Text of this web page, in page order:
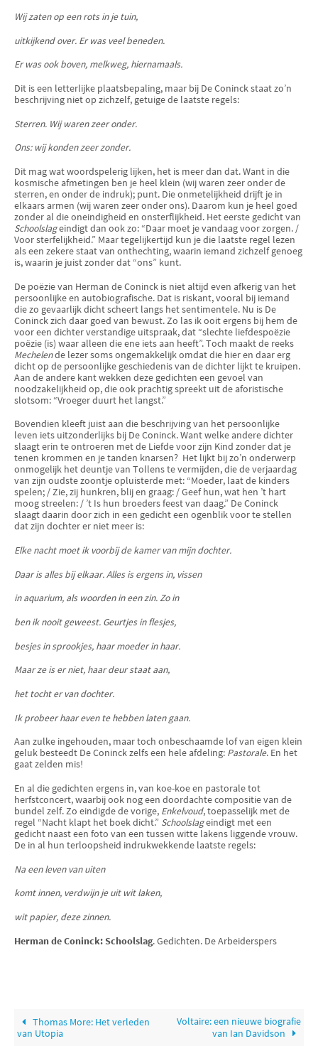
Wij zaten op een rots in je tuin,
uitkijkend over. Er was veel beneden.
Er was ook boven, melkweg, hiernamaals.
Dit is een letterlijke plaatsbepaling, maar bij De Coninck staat zo’n
beschrij­ving niet op zichzelf, getuige de laatste regels:
Sterren. Wij waren zeer onder.
Ons: wij konden zeer zonder.
Dit mag wat woordspelerig lijken, het is meer dan dat. Want in die
kosmische afmetingen ben je heel klein (wij waren zeer onder de
sterren, en onder de indruk); punt. Die onmetelijkheid drijft je in
elkaars armen (wij waren zeer onder ons). Daarom kun je heel goed
zonder al die oneindigheid en onsterf­lijkheid. Het eerste gedicht van
Schoolslageindigt dan ook zo: “Daar moet je vandaag voor zorgen. /
Voor sterfelijkheid.” Maar tegelijkertijd kun je die laatste regel lezen
als een zekere staat van onthechting, waarin iemand zichzelf genoeg
is, waarin je juist zonder dat “ons” kunt.
De poëzie van Herman de Coninck is niet altijd even afkerig van het
persoonlijke en autobiografische. Dat is riskant, vooral bij iemand
die zo gevaarlijk dicht scheert langs het sentimentele. Nu is De
Coninck zich daar goed van bewust. Zo las ik ooit ergens bij hem de
voor een dichter verstan­dige uitspraak, dat “slechte liefdespoëzie
poëzie (is) waar alleen die ene iets aan heeft”. Toch maakt de reeks
Mechelende lezer soms ongemakkelijk omdat die hier en daar erg
dicht op de persoonlijke geschiedenis van de dichter lijkt te kruipen.
Aan de andere kant wekken deze gedichten een gevoel van
noodzake­lijkheid op, die ook prachtig spreekt uit de aforistische
slotsom: “Vroeger duurt het langst.”
Bovendien kleeft juist aan die beschrijving van het persoonlijke
leven iets uitzonderlijks bij De Coninck. Want welke andere dichter
slaagt erin te ontroeren met de Liefde voor zijn Kind zonder dat je
tenen krommen en je tanden knarsen? Het lijkt bij zo’n onderwerp
onmogelijk het deuntje van Tollens te vermijden, die de verjaardag
van zijn oudste zoontje opluisterde met: “Moeder, laat de kinders
spelen; / Zie, zij hunkren, blij en graag: / Geef hun, wat hen ’t hart
moog streelen: / ’t Is hun broeders feest van daag.” De Coninck
slaagt daarin door zich in een gedicht een ogenblik voor te stellen
dat zijn dochter er niet meer is:
Elke nacht moet ik voorbij de kamer van mijn dochter.
Daar is alles bij elkaar. Alles is ergens in, vissen
in aquarium, als woorden in een zin. Zo in
ben ik nooit geweest. Geurtjes in flesjes,
besjes in sprookjes, haar moeder in haar.
Maar ze is er niet, haar deur staat aan,
het tocht er van dochter.
Ik probeer haar even te hebben laten gaan.
Aan zulke ingehouden, maar toch onbeschaamde lof van eigen klein
geluk besteedt De Coninck zelfs een hele afdeling: Pastorale. En het
gaat zelden mis!
En al die gedichten ergens in, van koe-koe en pastorale tot
herfstcon­cert, waarbij ook nog een doordachte compositie van de
bundel zelf. Zo eindigde de vorige, Enkelvoud, toepasselijk met de
regel “Nacht klapt het boek dicht.” Schoolslageindigt met een
gedicht naast een foto van een tussen witte lakens liggende vrouw.
De in al hun terloopsheid indrukwekkende laatste regels:
Na een leven van uiten
komt innen, verdwijn je uit wit laken,
wit papier, deze zinnen.
Herman de Coninck: Schoolslag. Gedichten. De Arbeiderspers
Thomas More: Het verleden
van Utopia
Voltaire: een nieuwe biografie
van Ian Davidson